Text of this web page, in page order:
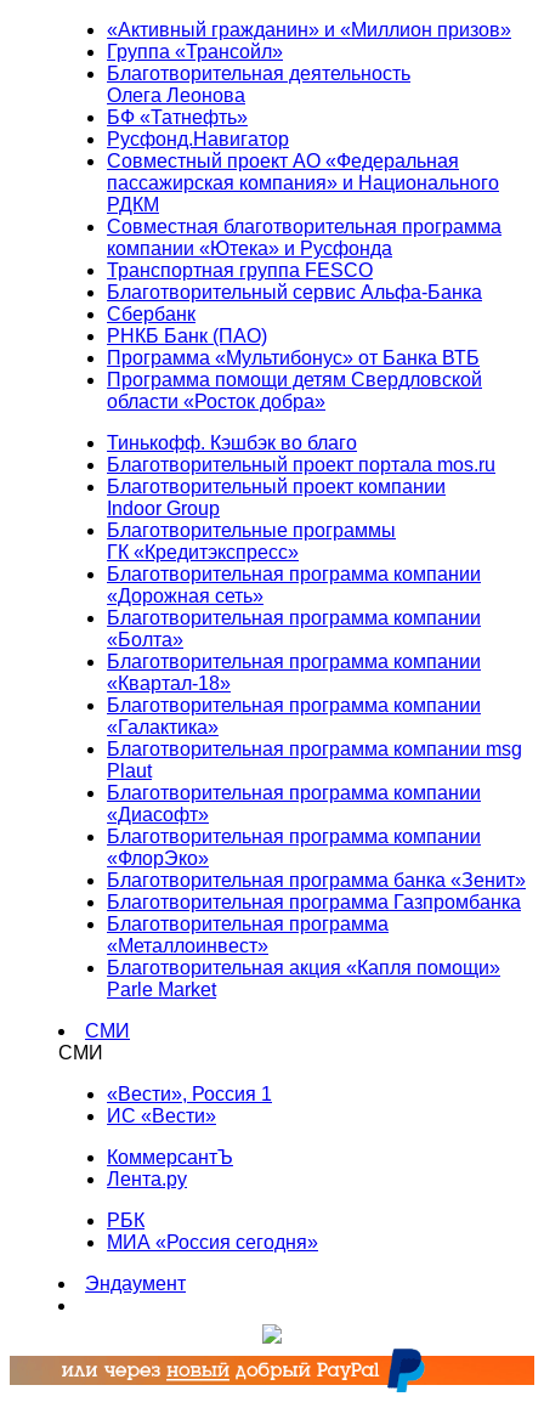
«Активный гражданин» и «Миллион призов»
Группа «Трансойл»
Благотворительная деятельность
Олега Леонова
БФ «Татнефть»
Русфонд.Навигатор
Совместный проект АО «Федеральная
пассажирская компания» и Национального
РДКМ
Совместная благотворительная программа
компании «Ютека» и Русфонда
Транспортная группа FESCO
Благотворительный сервис Альфа-Банка
Сбербанк
РНКБ Банк (ПАО)
Программа «Мультибонус» от Банка ВТБ
Программа помощи детям Свердловской
области «Росток добра»
Тинькофф. Кэшбэк во благо
Благотворительный проект портала mos.ru
Благотворительный проект компании
Indoor Group
Благотворительные программы
ГК «Кредитэкспресс»
Благотворительная программа компании
«Дорожная сеть»
Благотворительная программа компании
«Болта»
Благотворительная программа компании
«Квартал-18»
Благотворительная программа компании
«Галактика»
Благотворительная программа компании msg
Plaut
Благотворительная программа компании
«Диасофт»
Благотворительная программа компании
«ФлорЭко»
Благотворительная программа банка «Зенит»
Благотворительная программа Газпромбанка
Благотворительная программа
«Металлоинвест»
Благотворительная акция «Капля помощи»
Parle Market
СМИ
СМИ
«Вести», Россия 1
ИС «Вести»
КоммерсантЪ
Лента.ру
РБК
МИА «Россия сегодня»
Эндаумент